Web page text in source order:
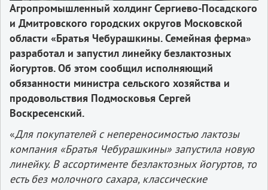
Агропромышленный холдинг Сергиево-Посадского
и Дмитровского городских округов Московской
области «Братья Чебурашкины. Семейная ферма»
разработал и запустил линейку безлактозных
йогуртов. Об этом сообщил исполняющий
обязанности министра сельского хозяйства и
продовольствия Подмосковья Сергей
Воскресенский.
«Для покупателей с непереносимостью лактозы
компания «Братья Чебурашкины» запустила новую
линейку. В ассортименте безлактозных йогуртов, то
есть без молочного сахара, классические